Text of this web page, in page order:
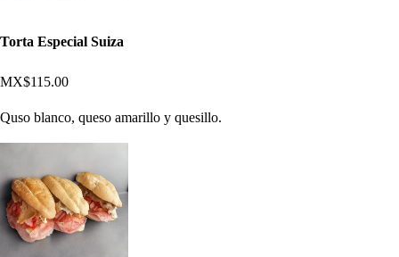
Torta Especial Suiza
MX$115.00
Quso blanco, queso amarillo y quesillo.